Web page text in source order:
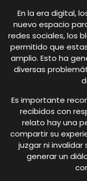
En la era digital,
nuevo espacio
redes sociales, los
permitido que
amplio. Esto ha
diversas
Es importante
recibidos con
relato hay una
compartir su
juzgar ni
generar un